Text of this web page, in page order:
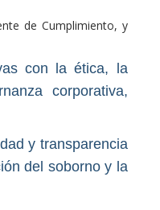
de Cumplimiento, y
con la ética, la
corporativa,
y transparencia
del soborno y la